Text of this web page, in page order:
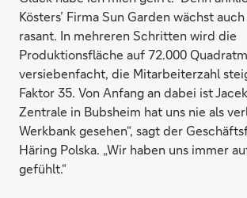
Kösters’ Firma Sun Garden wächst
rasant. In mehreren Schritten wird die
Produktionsfläche auf 72.000
versiebenfacht, die Mitarbeiterzahl
Faktor 35. Von Anfang an dabei ist
Zentrale in Bubsheim hat uns nie als
Werkbank gesehen“, sagt der
Häring Polska. „Wir haben uns immer
gefühlt.“